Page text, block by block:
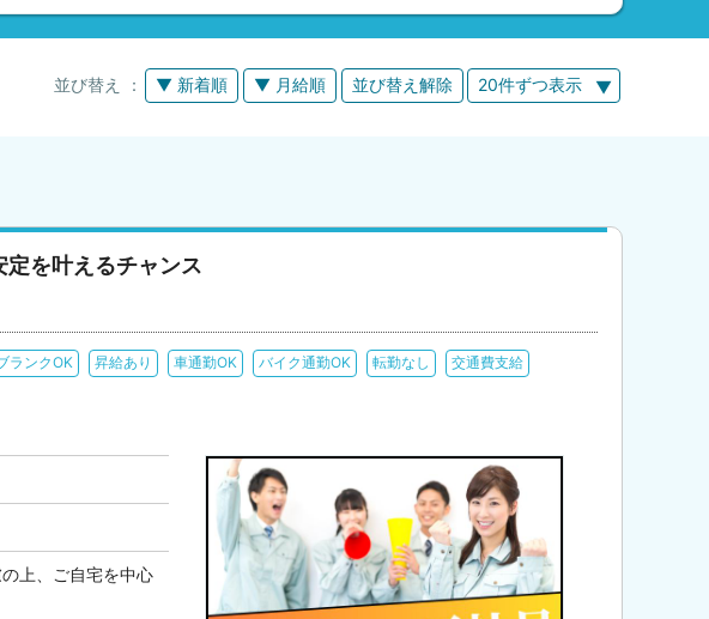
20件ずつ表示
並び替え ： ▼ 新着順 ▼ 月給順 並び替え解除
を叶えるチャンス
ランクOK 昇給あり 車通勤OK バイク通勤OK 転勤なし 交通費支給
上、ご自宅を中心